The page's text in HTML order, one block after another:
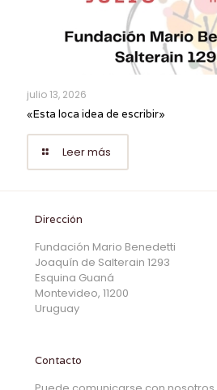
julio 13, 2026
«Esta loca idea de escribir»
Leer más
Dirección
Fundación Mario Benedetti
Joaquín de Salterain 1293
Esquina Guaná
Montevideo, 11200
Uruguay
Contacto